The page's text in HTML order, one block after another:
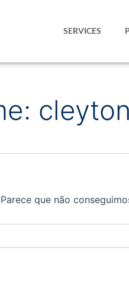
SERVICES
cleyton
Parece que não